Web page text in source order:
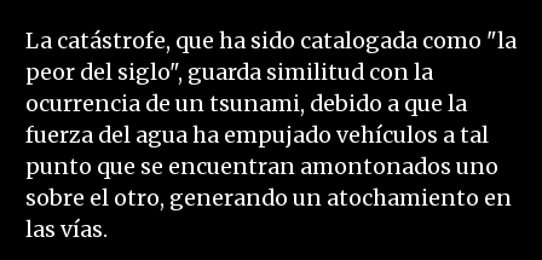
La catástrofe, que ha sido catalogada como "la
peor del siglo", guarda similitud con la
ocurrencia de un tsunami, debido a que la
fuerza del agua ha empujado vehículos a tal
punto que se encuentran amontonados uno
sobre el otro, generando un atochamiento en
las vías.